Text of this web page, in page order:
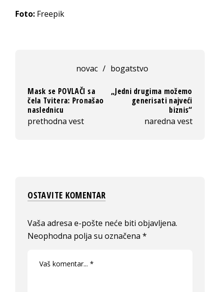
Foto: Freepik
novac / bogatstvo
Mask se POVLAČI sa
čela Tvitera: Pronašao
naslednicu
prethodna vest
„Jedni drugima možemo
generisati najveći
biznis“
naredna vest
OSTAVITE KOMENTAR
Vaša adresa e-pošte neće biti objavljena.
Neophodna polja su označena*